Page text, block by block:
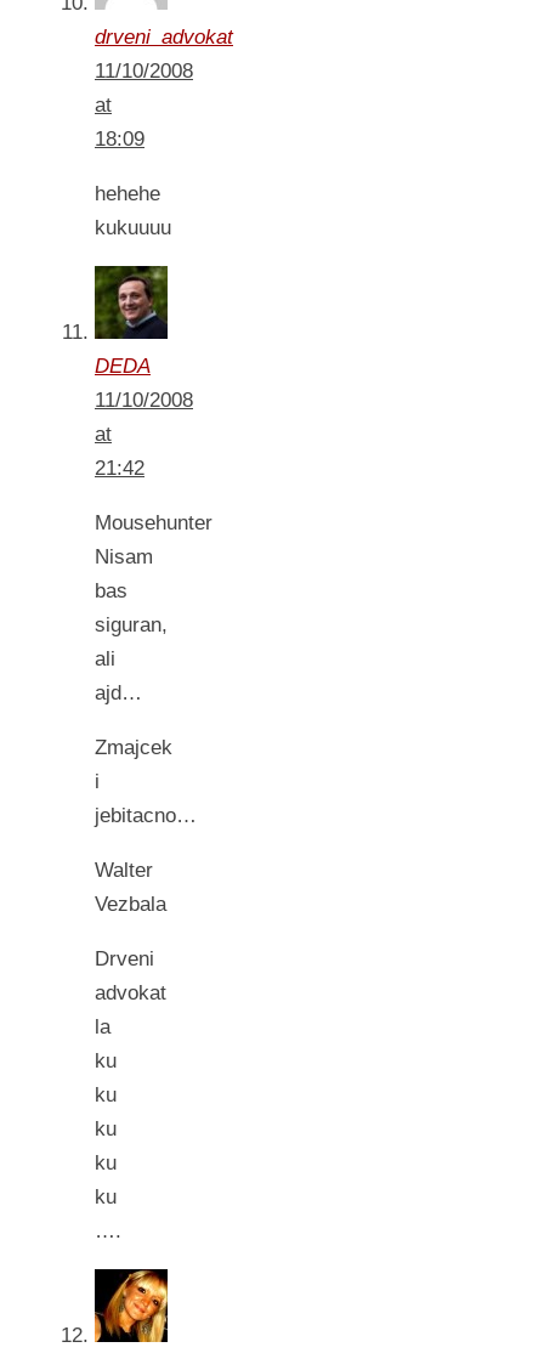
drveni_advokat
11/10/2008
at
18:09
hehehe
kukuuuu
DEDA
11/10/2008
at
21:42
Mousehunter
Nisam
bas
siguran,
ali
ajd…
Zmajcek
i
jebitacno…
Walter
Vezbala
Drveni
advokat
la
ku
ku
ku
ku
ku
….